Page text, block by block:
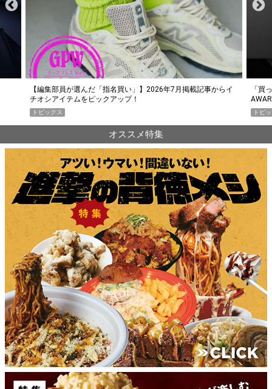
「買って損なし」の極上スマホ5選【GoodsPress 2026上半期
AWARD】
トピックス
薄着
PR
オススメ特集